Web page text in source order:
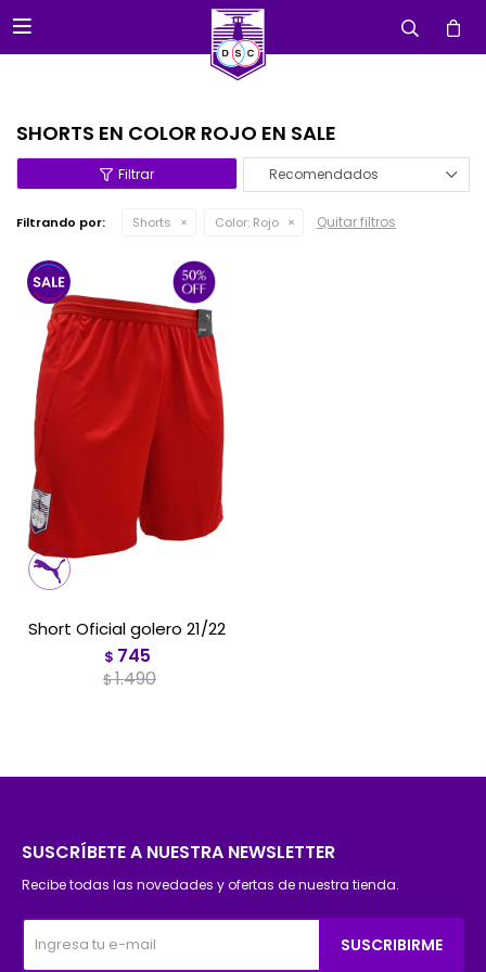

SHORTS EN COLOR ROJO EN SALE
Recomendados
Filtrando por: Shorts Color: Rojo Quitar filtros
Short Oficial golero 21/22
$ 745
$1.490
SUSCRÍBETE A NUESTRA NEWSLETTER
Recibe todas las novedades y ofertas de nuestra tienda.
SUSCRIBIRME